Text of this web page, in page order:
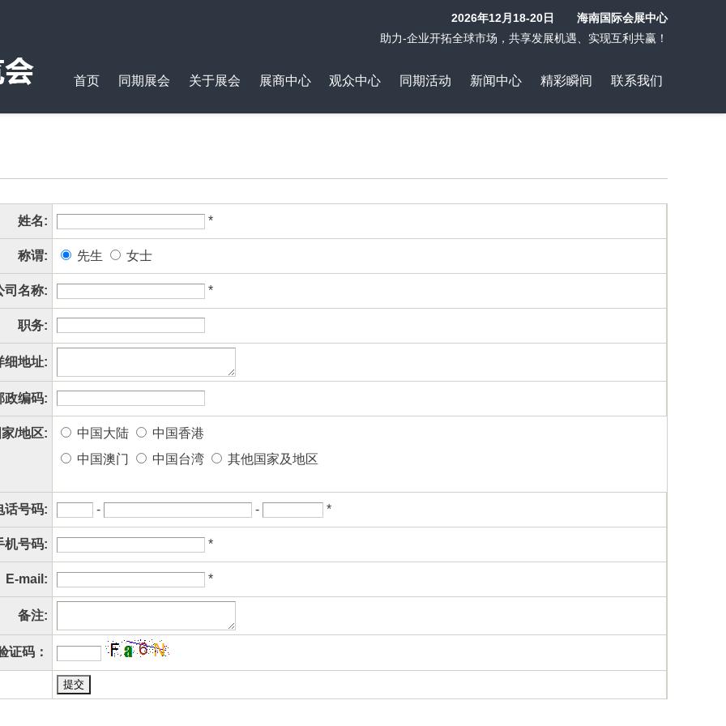
2026年12月18-20日 海南国际会展中心
助力-企业开拓全球市场，共享发展机遇、实现互利共赢！
首页 同期展会 关于展会 展商中心 观众中心 同期活动 新闻中心 精彩瞬间 联系我们
姓名: *
称谓: 先生 女士
司名称: *
职务:
细地址:
政编码:
/地区: 中国大陆
中国香港
中国澳门
中国台湾 其他国家及地区
话号码: - - *
机号码: *
E-mail: *
备注:
证码：